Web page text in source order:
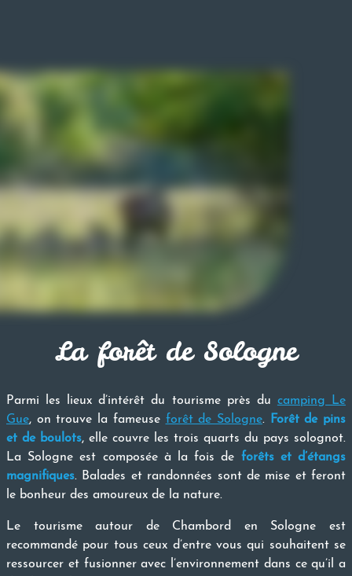
La forêt de Sologne
Parmi les lieux d’intérêt du tourisme près du camping Le
Gue, on trouve la fameuse forêt de Sologne.
Forêt de pins
et de boulots, elle couvre les trois quarts du pays solognot.
La Sologne est composée à la fois de forêts et d’étangs
magnifiques. Balades et randonnées sont de mise et feront
le bonheur des amoureux de la nature.
Le tourisme autour de Chambord en Sologne est
recommandé pour tous ceux d’entre vous qui souhaitent se
ressourcer et fusionner avec l’environnement dans ce qu’il a